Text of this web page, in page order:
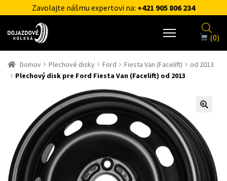
Zavolajte nášmu expertovi na: +421 905 806 234
(0)
Domov Plechové disky Ford Fiesta Van (Facelift)
od 2013
Plechový disk pre Ford Fiesta Van (Facelift) od 2013